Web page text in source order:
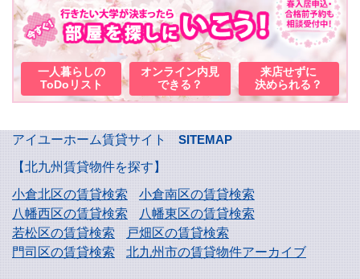
一人暮らしの
ToDoリスト
オンライン内見
できる？
来店せずに
決められる？
アイユーホーム賃貸サイト
SITEMAP
【北九州賃貸物件を探す】
小倉北区の賃貸検索
小倉南区の賃貸検索
八幡西区の賃貸検索
八幡東区の賃貸検索
若松区の賃貸検索
戸畑区の賃貸検索
門司区の賃貸検索
北九州市の賃貸物件アーカイブ